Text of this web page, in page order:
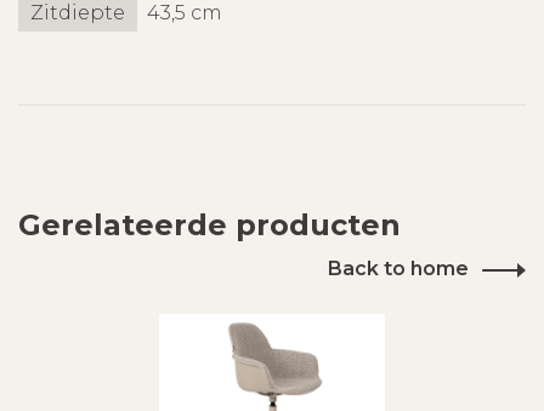
Zitdiepte 43,5 cm
Gerelateerde producten
Back to home